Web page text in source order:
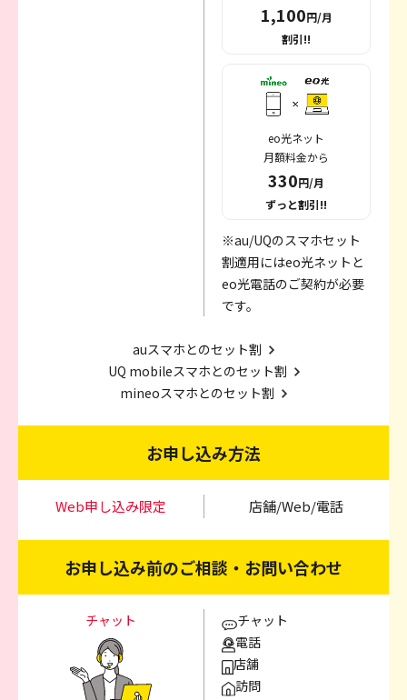
1,100円/月
割引!!
eo光ネット
月額料金から
330円/月
ずっと割引!!
※au/UQのスマホセット
割適用にはeo光ネットと
eo光電話のご契約が必要
です。
auスマホとのセット割
UQ mobileスマホとのセット割
mineoスマホとのセット割
お申し込み方法
Web申し込み限定 店舗/Web/電話
お申し込み前のご相談・お問い合わせ
チャット
チャット
電話
店舗
訪問